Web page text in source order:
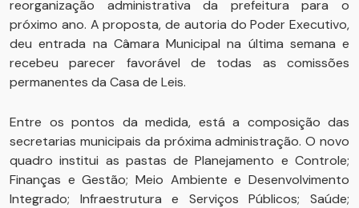
reorganização administrativa da prefeitura para o
próximo ano. A proposta, de autoria do Poder Executivo,
deu entrada na Câmara Municipal na última semana e
recebeu parecer favorável de todas as comissões
permanentes da Casa de Leis.
Entre os pontos da medida, está a composição das
secretarias municipais da próxima administração. O novo
quadro institui as pastas de Planejamento e Controle;
Finanças e Gestão; Meio Ambiente e Desenvolvimento
Integrado; Infraestrutura e Serviços Públicos; Saúde;